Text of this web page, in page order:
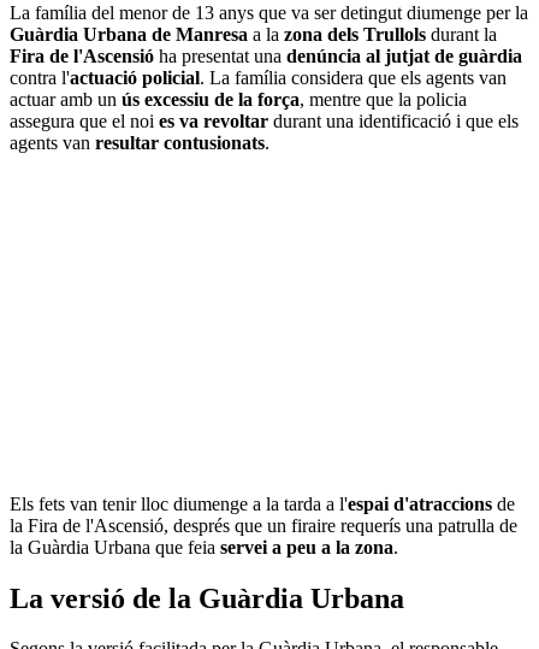
La família del menor de 13 anys que va ser detingut diumenge per la
Guàrdia Urbana de Manresa a la zona dels Trullols durant la
Fira de l'Ascensió ha presentat una denúncia al jutjat de guàrdia
contra l'actuació policial. La família considera que els agents van
actuar amb un ús excessiu de la força, mentre que la policia
assegura que el noi es va revoltar durant una identificació i que els
agents van resultar contusionats.
Els fets van tenir lloc diumenge a la tarda a l'espai d'atraccions de
la Fira de l'Ascensió, després que un firaire requerís una patrulla de
la Guàrdia Urbana que feia servei a peu a la zona.
La versió de la Guàrdia Urbana